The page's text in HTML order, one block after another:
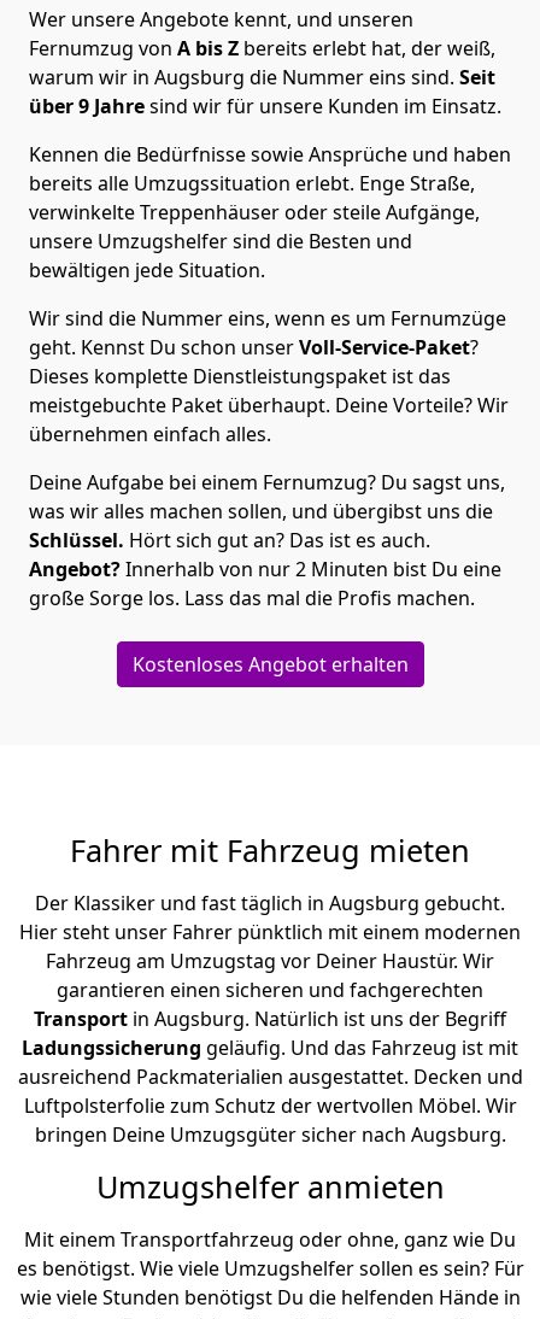
Wer unsere Angebote kennt, und unseren
Fernumzug von A bis Z bereits erlebt hat, der weiß,
warum wir in Augsburg die Nummer eins sind. Seit
über 9 Jahresind wir für unsere Kunden im Einsatz.
Kennen die Bedürfnisse sowie Ansprüche und haben
bereits alle Umzugssituation erlebt. Enge Straße,
verwinkelte Treppenhäuser oder steile Aufgänge,
unsere Umzugshelfer sind die Besten und
bewältigen jede Situation.
Wir sind die Nummer eins, wenn es um Fernumzüge
geht. Kennst Du schon unserVoll-Service-Paket?
Dieses komplette Dienstleistungspaket ist das
meistgebuchte Paket überhaupt. Deine Vorteile? Wir
übernehmen einfach alles.
Deine Aufgabe bei einem Fernumzug? Du sagst uns,
was wir alles machen sollen, und übergibst uns die
Schlüssel. Hört sich gut an? Das ist es auch.
Angebot?Innerhalb von nur 2 Minuten bist Du eine
große Sorge los. Lass das mal die Profis machen.
Kostenloses Angebot erhalten
Fahrer mit Fahrzeug mieten
Der Klassiker und fast täglich in Augsburg gebucht.
Hier steht unser Fahrer pünktlich mit einem modernen
Fahrzeug am Umzugstag vor Deiner Haustür. Wir
garantieren einen sicheren und fachgerechten
Transport in Augsburg. Natürlich ist uns der Begriff
Ladungssicherung geläufig. Und das Fahrzeug ist mit
ausreichend Packmaterialien ausgestattet. Decken und
Luftpolsterfolie zum Schutz der wertvollen Möbel. Wir
bringen Deine Umzugsgüter sicher nach Augsburg.
Umzugshelfer anmieten
Mit einem Transportfahrzeug oder ohne, ganz wie Du
es benötigst. Wie viele Umzugshelfer sollen es sein? Für
wie viele Stunden benötigst Du die helfenden Hände in